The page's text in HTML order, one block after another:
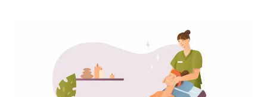
ご利用の流れ お役立ち情報